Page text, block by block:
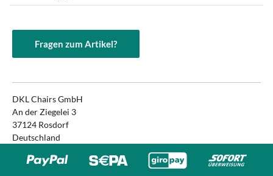
Fragen zum Artikel?
DKL Chairs GmbH
An der Ziegelei 3
37124 Rosdorf
Deutschland